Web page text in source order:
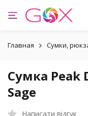
Главная Сумки,
Сумка Peak
Sage
Написати відгук